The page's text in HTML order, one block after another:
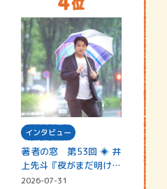
インタビュー
著者の窓 第53回 ◈ 井
上先斗『夜がまだ明けな
い』
2026-07-31